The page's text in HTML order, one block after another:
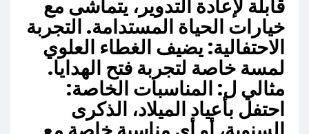
قابلة لإعادة التدوير، يتماشى مع
خيارات الحياة المستدامة. التجربة
الاحتفالية: يضيف الغطاء العلوي
لمسة خاصة لتجربة فتح الهدايا.
مثالي ل: المناسبات الخاصة:
احتفل بأعياد الميلاد، الذكرى